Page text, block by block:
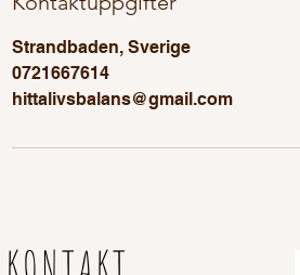
Strandbaden, Sverige
0721667614
hittalivsbalans@gmail.com